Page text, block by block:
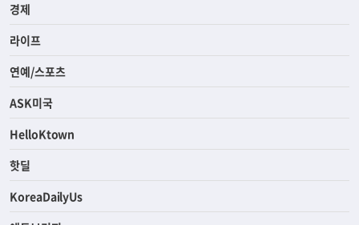
경제
라이프
연예/스포츠
ASK미국
HelloKtown
핫딜
KoreaDailyUs